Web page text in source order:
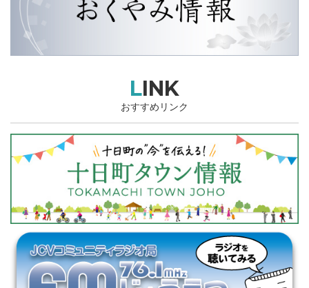
LINK
おすすめリンク